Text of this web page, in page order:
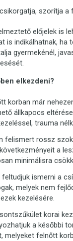
szorítja a
előjelek is
is indikálhatnak, ha
gyermekénél,
elkezdeni?
korban már
állkapocs
trauma
felismert rossz
a
minimálisra
feltudjuk ismerni a
melyek nem
kezelésére.
korai
a későbbi
melyeket felnőtt